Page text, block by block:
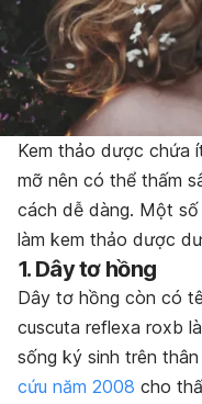
Kem thảo dược chứa
mỡ nên có thể thấm
cách dễ dàng. Một
làm kem thảo dược
1. Dây tơ hồng
Dây tơ hồng còn có
cuscuta reflexa roxb
sống ký sinh trên
cứu năm 2008 cho